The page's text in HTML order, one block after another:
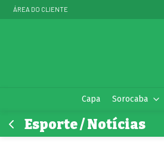
ÁREA DO CLIENTE
Capa Sorocaba
Esporte / Notícias